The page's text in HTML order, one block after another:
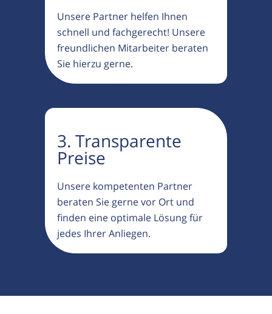
Unsere Partner helfen Ihnen
schnell und fachgerecht! Unsere
freundlichen Mitarbeiter beraten
Sie hierzu gerne.
3. Transparente
Preise
Unsere kompetenten Partner
beraten Sie gerne vor Ort und
finden eine optimale Lösung für
jedes Ihrer Anliegen.